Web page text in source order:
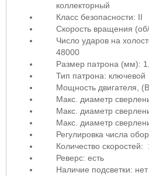
коллекторный
Класс безопасности: II
Скорость вращения
Число ударов на
48000
Размер патрона (мм):
Тип патрона: ключевой
Мощность двигателя,
Макс. диаметр
Макс. диаметр
Макс. диаметр
Регулировка числа
Количество скоростей:
Реверс: есть
Наличие подсветки: нет